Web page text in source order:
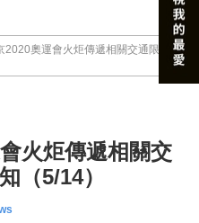
2020奧運會火炬傳遞相關交通限制
火炬傳遞相關交
（5/14）